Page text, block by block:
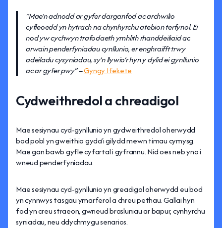
“Mae’n adnodd ar gyfer darganfod ac archwilio
cyfleoedd yn hytrach na chynhyrchu atebion terfynol. Ei
nod yw cychwyn trafodaeth ymhlith rhanddeiliaid ac
arwain penderfyniadau cynllunio, er enghraifft trwy
adeiladu cysyniadau, sy’n llywio’r hyn y dylid ei gynllunio
ac ar gyfer pwy”–Gyngy Ifekete
Cydweithredol a chreadigol
Mae sesiynau cyd-gynllunio yn gydweithredol oherwydd
bod pobl yn gweithio gyda’i gilydd mewn timau cymysg.
Mae gan bawb gyfle cyfartal i gyfrannu. Nid oes neb yno i
wneud penderfyniadau.
Mae sesiynau cyd-gynllunio yn greadigol oherwydd eu bod
yn cynnwys tasgau ymarferol a chreu pethau. Gallai hyn
fod yn creu straeon, gwneud brasluniau ar bapur, cynhyrchu
syniadau, neu ddychmygu senarios.